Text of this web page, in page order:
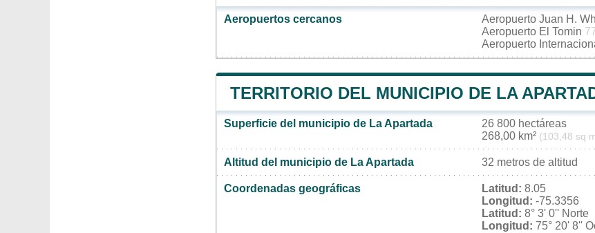
Aeropuertos cercanos Aeropuerto Juan H.
Aeropuerto El Tomin
Aeropuerto
TERRITORIO DEL MUNICIPIO DE LA
Superficie del municipio de La Apartada
26 800 hectáreas
268,00 km² (103,48 sq
Altitud del municipio de La Apartada 32 metros de altitud
Coordenadas geográficas Latitud: 8.05
Longitud: -75.3356
Latitud: 8° 3' 0'' Norte
Longitud: 75° 20' 8''